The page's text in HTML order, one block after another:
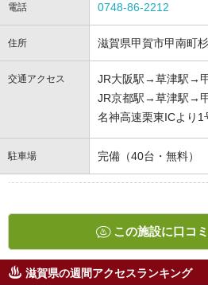
電話 0748-86-2212
住所 滋賀県甲賀市甲南町
交通アクセス
JR大阪駅→草津駅→
JR京都駅→草津駅→
名神高速栗東ICより
駐車場 完備（40台・無料）
この施設に口コ
滋賀県の週間アクセスランキング